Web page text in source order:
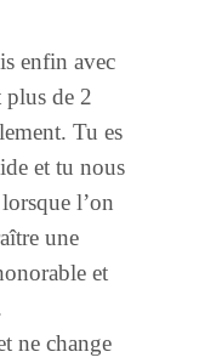
enfin avec
plus de 2
Tu es
et tu nous
l’on
une
et
ne change